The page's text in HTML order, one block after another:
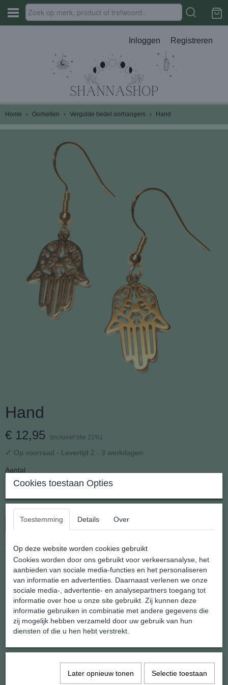
Inloggen Registreren
Home › Oorbellen › Vergulde bedel oorhangers › Hand
Hand
€ 12,95 (inclusief btw 21%)
✓ Op voorraad - Levertijd 2 - 3 werkdagen
Aantal
In winkelwagen
Verguld zilveren Oorhangers Hand van Hamsa
Opnieuw een nieuwe serie oorhangers uit het atelier van
shannashop
Deze hangers dragen licht en blijven mooi
Voor elk wat wils, van fantasie tot religieus.
Afmeting tot aan het haakje lang 18 mm.x breed 12 mm
Cookies toestaan Opties
Toestemming Details Over
Op deze website worden cookies gebruikt
Cookies worden door ons gebruikt voor verkeersanalyse, het
aanbieden van sociale media-functies en het personaliseren
van informatie en advertenties. Daarnaast verlenen we onze
sociale media-, advertentie- en analysepartners toegang tot
informatie over hoe u onze site gebruikt. Zij kunnen deze
informatie gebruiken in combinatie met andere gegevens die
zij mogelijk hebben verzameld door uw gebruik van hun
diensten of die u hen hebt verstrekt.
Later opnieuw tonen Selectie toestaan